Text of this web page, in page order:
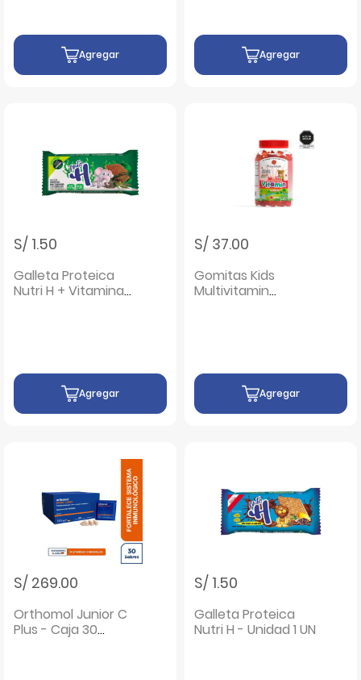
Agregar Agregar
S/ 1.50
Galleta Proteica
Nutri H + Vitamina
Agregar
S/ 37.00
Gomitas Kids
Multivitamin
Agregar
S/ 269.00
Orthomol Junior C
Plus - Caja 30
S/ 1.50
Galleta Proteica
Nutri H - Unidad 1 UN